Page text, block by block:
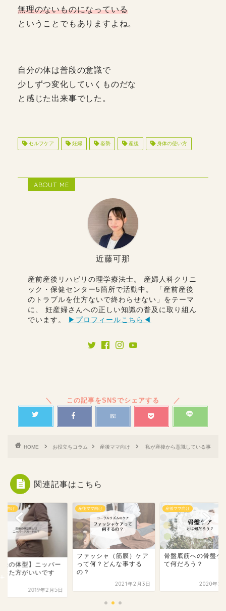
無理のないものになっている
ということでもありますよね。
自分の体は普段の意識で
少しずつ変化していくものだな
と感じた出来事でした。
セルフケア 妊婦 姿勢 産後 身体の使い方
ABOUT ME
近藤可那
産前産後リハビリの理学療法士。 産婦人科クリニ
ック・保健センター5箇所で活動中。 「産前産後
のトラブルを仕方ないで終わらせない」をテーマ
に、 妊産婦さんへの正しい知識の普及に取り組ん
でいます。
▶︎プロフィールこちら◀︎
HOME お役立ちコラム 産後ママ向け 私が産後から意識している事
関連記事はこちら
マ向け
後の体型】ニッパー
った方がいいです
2019年2月5日
産後ママ向け
ファッシャ（筋膜）ケア
って何？どんな事する
の？
2021年2月3日
産後ママ向け
骨盤底筋への骨盤ケ
て何だろう？
2020年2